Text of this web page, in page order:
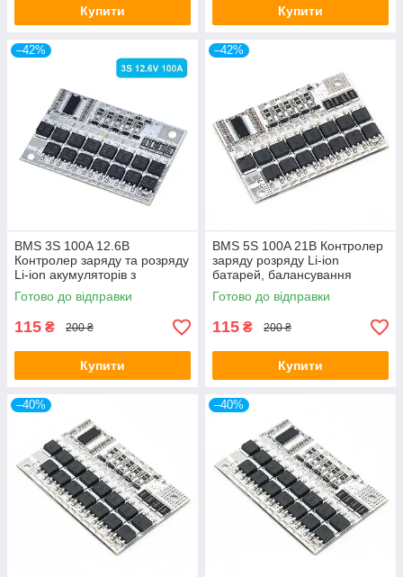
Купити Купити
–42%
BMS 3S 100A 12.6В
Контролер заряду та розряду
Li-ion акумуляторів з
балансуванням
Готово до відправки
115 ₴ 200 ₴
Купити
–42%
BMS 5S 100A 21В Контролер
заряду розряду Li-ion
батарей, балансування
Готово до відправки
115 ₴ 200 ₴
Купити
–40% –40%